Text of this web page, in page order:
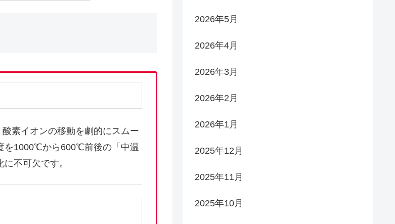
素イオンの移動を劇的にスムー
を1000℃から600℃前後の「中温
不可欠です。
2026年5月
2026年4月
2026年3月
2026年2月
2026年1月
2025年12月
2025年11月
2025年10月